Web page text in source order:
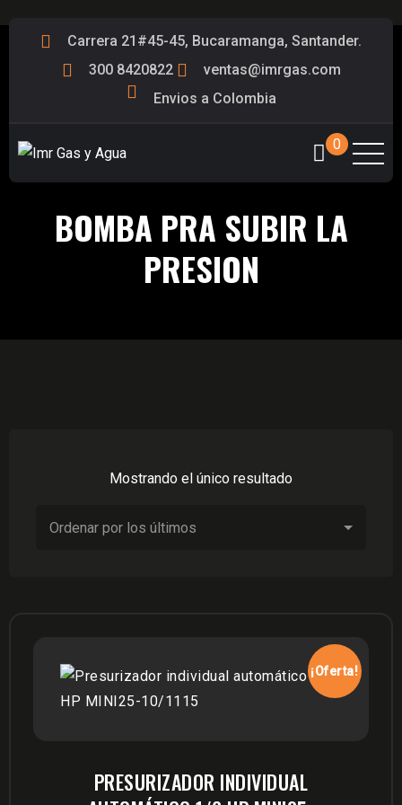
Carrera 21#45-45, Bucaramanga, Santander.
300 8420822
ventas@imrgas.com
Envios a Colombia
0
BOMBA PRA SUBIR LA
PRESION
Mostrando el único resultado
¡Oferta!
PRESURIZADOR INDIVIDUAL